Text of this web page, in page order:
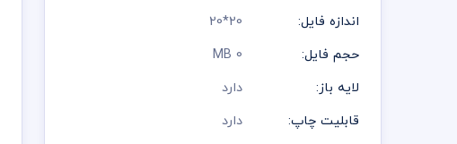
اندازه فایل:
20*20
حجم فایل:
0 MB
لایه باز:
دارد
قابلیت چاپ:
دارد